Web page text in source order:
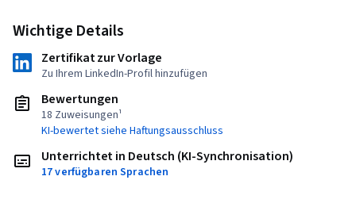
Wichtige Details
Zertifikat zur Vorlage
Zu Ihrem LinkedIn-Profil hinzufügen
Bewertungen
18 Zuweisungen¹
KI-bewertet siehe Haftungsausschluss
Unterrichtet in Deutsch (KI-Synchronisation)
17 verfügbaren Sprachen